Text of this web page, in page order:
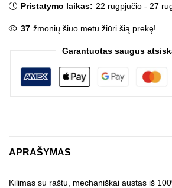
Pristatymo laikas: 22 rugpjūčio - 27
37 žmonių šiuo metu žiūri šią prekę!
Garantuotas saugus
APRAŠYMAS
Kilimas su raštu, mechaniškai austas iš